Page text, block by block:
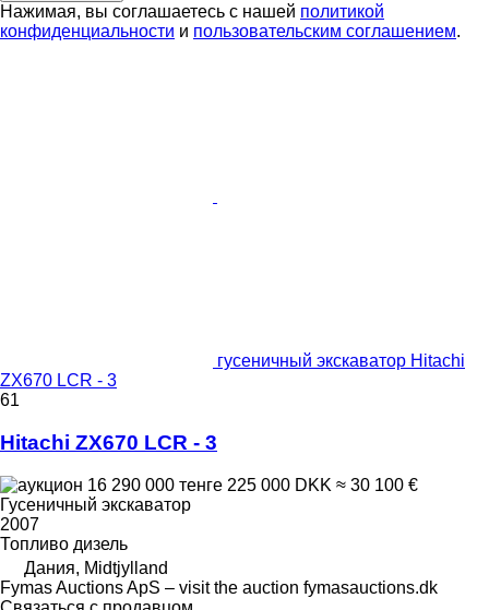
Нажимая, вы соглашаетесь с нашей политикой
конфиденциальности и пользовательским соглашением.
гусеничный экскаватор Hitachi
ZX670 LCR - 3
61
Hitachi ZX670 LCR - 3
16 290 000 тенге 225 000 DKK ≈ 30 100 €
Гусеничный экскаватор
2007
Топливо дизель
Дания, Midtjylland
Fymas Auctions ApS – visit the auction fymasauctions.dk